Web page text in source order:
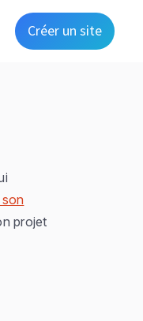
Créer un site
projet